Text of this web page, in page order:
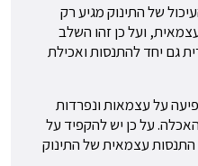
של התינוק מגיע רק
ועל כן זהו השלב
גם יחד להתנסות ואכילת
על עצמאות ונפרדות
על כן יש להקפיד על
עצמאית של התינוק